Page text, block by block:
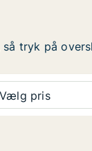
tryk på
Vælg pris